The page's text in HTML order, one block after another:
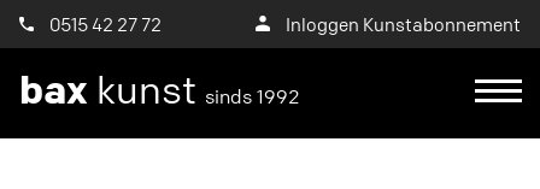
0515 42 27 72 Inloggen Kunstabonnement
bax kunst sinds 1992